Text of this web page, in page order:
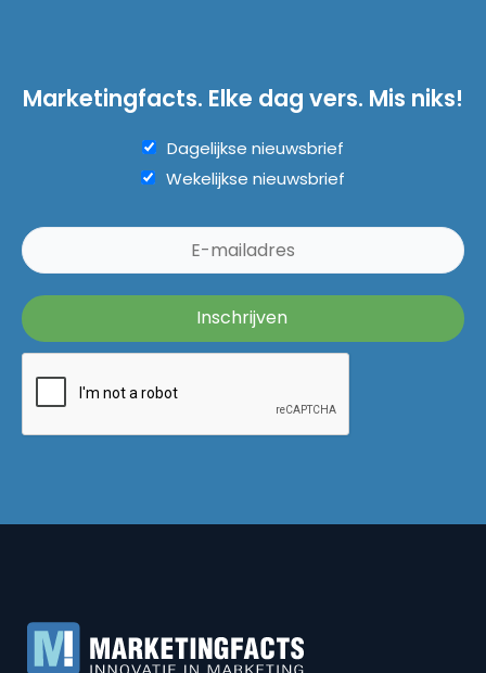
Marketingfacts. Elke dag vers. Mis niks!
Dagelijkse nieuwsbrief
Wekelijkse nieuwsbrief